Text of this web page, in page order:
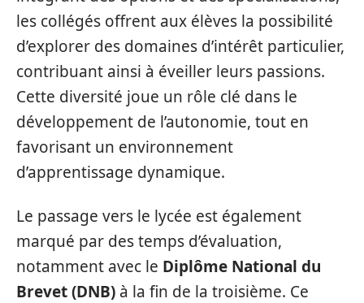
les collégés offrent aux élèves la possibilité
d’explorer des domaines d’intérêt particulier,
contribuant ainsi à éveiller leurs passions.
Cette diversité joue un rôle clé dans le
développement de l’autonomie, tout en
favorisant un environnement
d’apprentissage dynamique.
Le passage vers le lycée est également
marqué par des temps d’évaluation,
notamment avec le Diplôme National du
Brevet (DNB) à la fin de la troisième. Ce